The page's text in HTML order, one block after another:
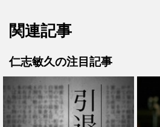
関連記事
仁志敏久の注目記事